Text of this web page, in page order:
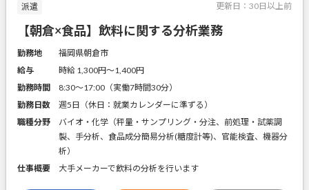
派遣 更新日： 30日以上前
【朝倉×食品】飲料に関する分析業務
勤務地
福岡県朝倉市
給与
時給 1,300円〜1,400円
勤務時間
8:30～17:00（実働7時間30分）
勤務日数
週5日（休日：就業カレンダーに準ずる）
職種分野
バイオ・化学（秤量・サンプリング・分注、前処理・試薬調
製、手分析、食品成分簡易分析(糖度計等)、官能検査、機器分
析）
仕事概要
大手メーカーで飲料の分析を行います